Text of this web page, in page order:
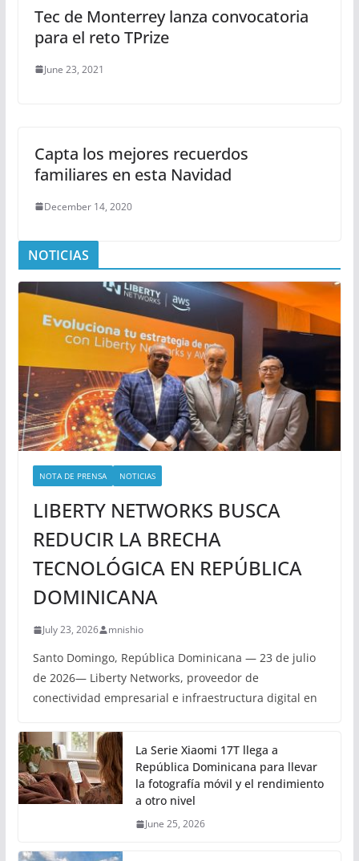
Tec de Monterrey lanza convocatoria
para el reto TPrize
June 23, 2021
Capta los mejores recuerdos
familiares en esta Navidad
December 14, 2020
NOTICIAS
NOTA DE PRENSA NOTICIAS
LIBERTY NETWORKS BUSCA
REDUCIR LA BRECHA
TECNOLÓGICA EN REPÚBLICA
DOMINICANA
July 23, 2026 mnishio
Santo Domingo, República Dominicana — 23 de julio
de 2026— Liberty Networks, proveedor de
conectividad empresarial e infraestructura digital en
La Serie Xiaomi 17T llega a
República Dominicana para llevar
la fotografía móvil y el rendimiento
a otro nivel
June 25, 2026